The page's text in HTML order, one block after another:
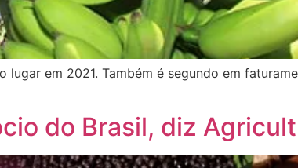
em 2021. Também é segundo em
do Brasil, diz